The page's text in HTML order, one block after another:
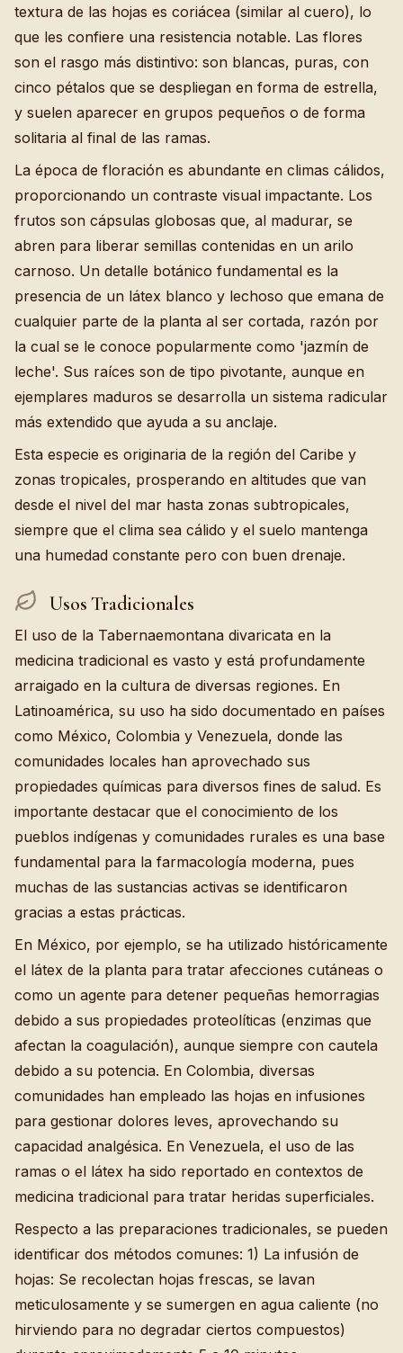
textura de las hojas es coriácea (similar al cuero), lo
que les confiere una resistencia notable. Las flores
son el rasgo más distintivo: son blancas, puras, con
cinco pétalos que se despliegan en forma de estrella,
y suelen aparecer en grupos pequeños o de forma
solitaria al final de las ramas.
La época de floración es abundante en climas cálidos,
proporcionando un contraste visual impactante. Los
frutos son cápsulas globosas que, al madurar, se
abren para liberar semillas contenidas en un arilo
carnoso. Un detalle botánico fundamental es la
presencia de un látex blanco y lechoso que emana de
cualquier parte de la planta al ser cortada, razón por
la cual se le conoce popularmente como 'jazmín de
leche'. Sus raíces son de tipo pivotante, aunque en
ejemplares maduros se desarrolla un sistema radicular
más extendido que ayuda a su anclaje.
Esta especie es originaria de la región del Caribe y
zonas tropicales, prosperando en altitudes que van
desde el nivel del mar hasta zonas subtropicales,
siempre que el clima sea cálido y el suelo mantenga
una humedad constante pero con buen drenaje.
Usos Tradicionales
El uso de la Tabernaemontana divaricata en la
medicina tradicional es vasto y está profundamente
arraigado en la cultura de diversas regiones. En
Latinoamérica, su uso ha sido documentado en países
como México, Colombia y Venezuela, donde las
comunidades locales han aprovechado sus
propiedades químicas para diversos fines de salud. Es
importante destacar que el conocimiento de los
pueblos indígenas y comunidades rurales es una base
fundamental para la farmacología moderna, pues
muchas de las sustancias activas se identificaron
gracias a estas prácticas.
En México, por ejemplo, se ha utilizado históricamente
el látex de la planta para tratar afecciones cutáneas o
como un agente para detener pequeñas hemorragias
debido a sus propiedades proteolíticas (enzimas que
afectan la coagulación), aunque siempre con cautela
debido a su potencia. En Colombia, diversas
comunidades han empleado las hojas en infusiones
para gestionar dolores leves, aprovechando su
capacidad analgésica. En Venezuela, el uso de las
ramas o el látex ha sido reportado en contextos de
medicina tradicional para tratar heridas superficiales.
Respecto a las preparaciones tradicionales, se pueden
identificar dos métodos comunes: 1) La infusión de
hojas: Se recolectan hojas frescas, se lavan
meticulosamente y se sumergen en agua caliente (no
hirviendo para no degradar ciertos compuestos)